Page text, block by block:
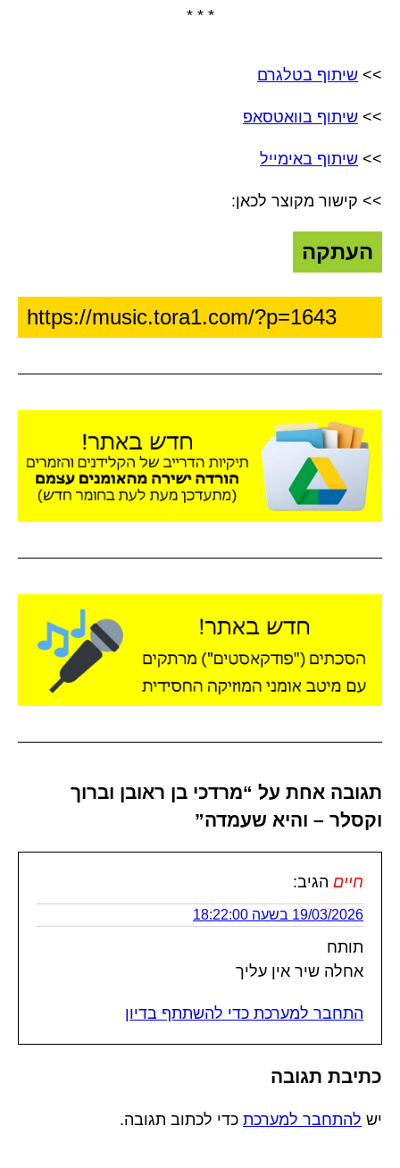
* * *
>> שיתוף בטלגרם
>> שיתוף בוואטסאפ
>> שיתוף באימייל
>> קישור מקוצר לכאן:
העתקה
תגובה אחת על “מרדכי בן ראובן וברוך
וקסלר – והיא שעמדה”
חיים הגיב:
19/03/2026 בשעה 18:22:00
תותח
אחלה שיר אין עליך
התחבר למערכת כדי להשתתף בדיון
כתיבת תגובה
יש להתחבר למערכת כדי לכתוב תגובה.